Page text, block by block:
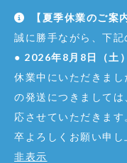
採用情報
ディリゲント連載【
製品のサポートにつ
修理について
法人営業窓口
利用規約
メールマガジン購読
取扱店舗
【夏季休業のご案
誠に勝手ながら、下記
● 2026年8月8日（土
休業中にいただきま
の発送につきまして
応させていただきま
卒よろしくお願い申し
非表示